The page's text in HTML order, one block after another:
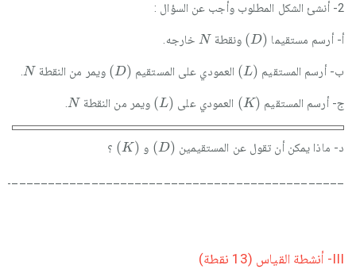
2- أنشئ الشكل المطلوب وأجب عن السؤال :
أ- أرسم مستقيما (D)
D ونقطةN
Nخارجه.
ب- أرسم المستقيم (L)
L العمودي على المستقيم (D)
D ويمر من النقطةN
N
.
ج- أرسم المستقيم (K)
K العمودي على (L)
L ويمر من النقطةN
N
.
د- ماذا يمكن أن تقول عن المستقيمين (D)
D و (K)
K ؟
III- أنشطة القياس (13 نقطة)